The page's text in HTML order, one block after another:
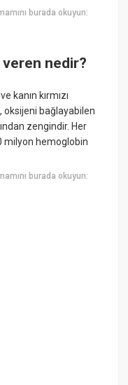
burada okuyun:
veren nedir?
kanın kırmızı
bağlayabilen
zengindir. Her
milyon hemoglobin
burada okuyun: